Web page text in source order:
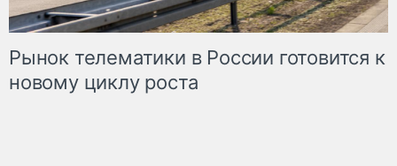
Рынок телематики в России готовится к
новому циклу роста